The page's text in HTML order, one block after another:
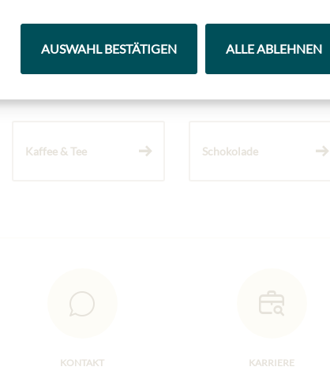
Highlights aus unserem Sortiment
Kaffee & Tee Schokolade
KONTAKT KARRIERE
AUSWAHL BESTÄTIGEN ALLE ABLEHNEN